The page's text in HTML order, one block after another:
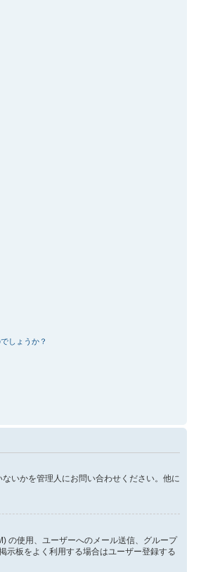
しょうか？
いかを管理人にお問い合わせください。他に
の使用、ユーザーへのメール送信、グループ
示板をよく利用する場合はユーザー登録する